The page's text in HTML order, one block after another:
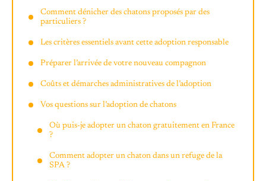
Comment dénicher des chatons proposés par des
particuliers ?
Les critères essentiels avant cette adoption responsable
Préparer l’arrivée de votre nouveau compagnon
Coûts et démarches administratives de l’adoption
Vos questions sur l’adoption de chatons
Où puis-je adopter un chaton gratuitement en France
?
Comment adopter un chaton dans un refuge de la
SPA ?